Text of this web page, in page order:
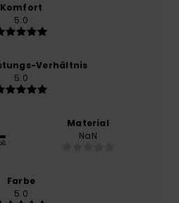
Komfort
5.0
Verhältnis
5.0
Material
NaN
Farbe
5.0